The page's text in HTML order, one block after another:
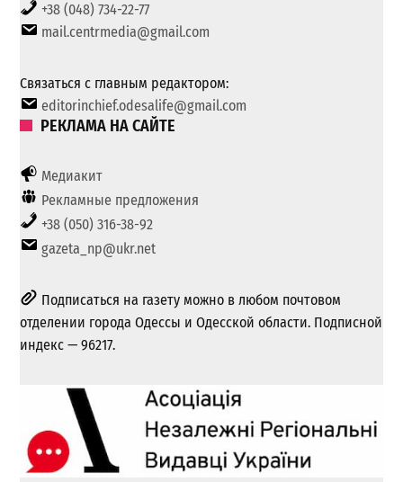
+38 (048) 734-22-77
mail.centrmedia@gmail.com
Связаться с главным редактором:
editorinchief.odesalife@gmail.com
РЕКЛАМА НА САЙТЕ
Медиакит
Рекламные предложения
+38 (050) 316-38-92
gazeta_np@ukr.net
Подписаться на газету можно в любом почтовом
отделении города Одессы и Одесской области. Подписной
индекс — 96217.